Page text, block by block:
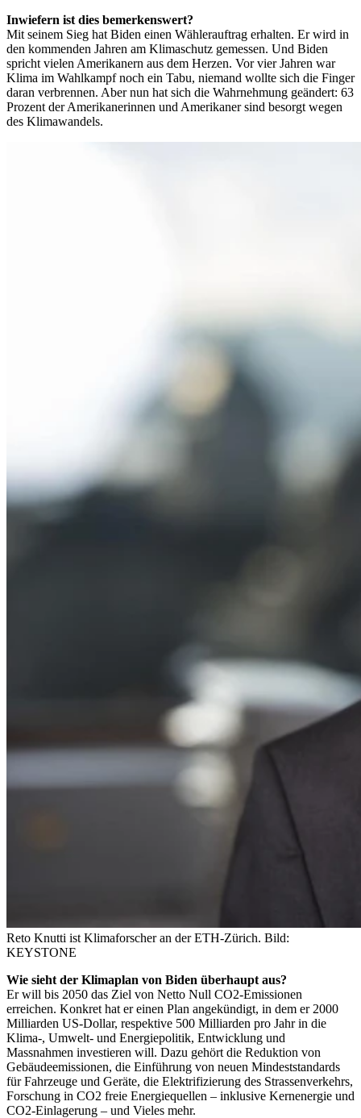
Inwiefern ist dies bemerkenswert?
Mit seinem Sieg hat Biden einen Wählerauftrag erhalten. Er wird in
den kommenden Jahren am Klimaschutz gemessen. Und Biden
spricht vielen Amerikanern aus dem Herzen. Vor vier Jahren war
Klima im Wahlkampf noch ein Tabu, niemand wollte sich die Finger
daran verbrennen. Aber nun hat sich die Wahrnehmung geändert: 63
Prozent der Amerikanerinnen und Amerikaner sind besorgt wegen
des Klimawandels.
Reto Knutti ist Klimaforscher an der ETH-Zürich. Bild:
KEYSTONE
Wie sieht der Klimaplan von Biden überhaupt aus?
Er will bis 2050 das Ziel von Netto Null CO2-Emissionen
erreichen. Konkret hat er einen Plan angekündigt, in dem er 2000
Milliarden US-Dollar, respektive 500 Milliarden pro Jahr in die
Klima-, Umwelt- und Energiepolitik, Entwicklung und
Massnahmen investieren will. Dazu gehört die Reduktion von
Gebäudeemissionen, die Einführung von neuen Mindeststandards
für Fahrzeuge und Geräte, die Elektrifizierung des Strassenverkehrs,
Forschung in CO2 freie Energiequellen – inklusive Kernenergie und
CO2-Einlagerung – und Vieles mehr.